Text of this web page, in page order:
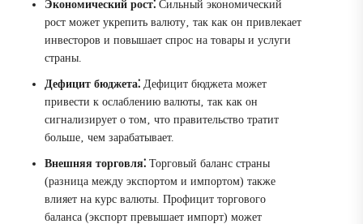
Экономический рост⁚ Сильный экономический
рост может укрепить валюту‚ так как он привлекает
инвесторов и повышает спрос на товары и услуги
страны.
Дефицит бюджета⁚ Дефицит бюджета может
привести к ослаблению валюты‚ так как он
сигнализирует о том‚ что правительство тратит
больше‚ чем зарабатывает.
Внешняя торговля⁚ Торговый баланс страны
(разница между экспортом и импортом) также
влияет на курс валюты. Профицит торгового
баланса (экспорт превышает импорт) может